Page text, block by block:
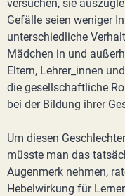
versuchen, sie
Gefälle seien weniger
unterschiedliche
Mädchen in und
Eltern, Lehrer_innen
die gesellschaftliche
bei der Bildung ihrer
Um diesen
müsste man das
Augenmerk nehmen,
Hebelwirkung für